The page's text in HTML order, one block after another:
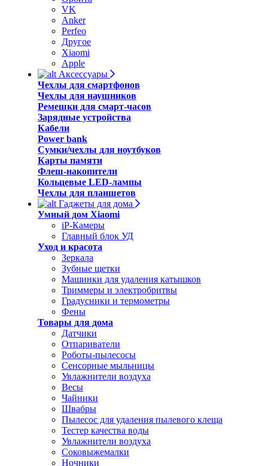
VK
Anker
Perfeo
Другое
Xiaomi
Apple
Аксессуары
Чехлы для смартфонов
Чехлы для наушников
Ремешки для смарт-часов
Зарядные устройства
Кабели
Power bank
Сумки/чехлы для ноутбуков
Карты памяти
Флеш-накопители
Кольцевые LED-лампы
Чехлы для планшетов
Гаджеты для дома
Умный дом Xiaomi
iP-Камеры
Главный блок УД
Уход и красота
Зеркала
Зубные щетки
Машинки для удаления катышков
Триммеры и электробритвы
Градусники и термометры
Фены
Товары для дома
Датчики
Отпариватели
Роботы-пылесосы
Сенсорные мыльницы
Увлажнители воздуха
Весы
Чайники
Швабры
Пылесос для удаления пылевого клеща
Тестер качества воды
Увлажнители воздуха
Соковыжемалки
Ночники